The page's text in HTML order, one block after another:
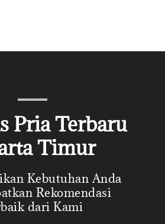
Pria Terbaru
Timur
Kebutuhan Anda
Rekomendasi
dari Kami